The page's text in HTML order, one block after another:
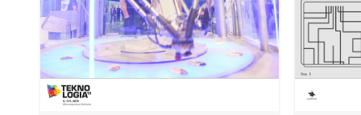
lähinnä miehet päättävät. 500 naista
paikan päällä ja yli 5000 ympäri maata
saivat sisäministeriltä hallituksen
terveiset stereotypioiden
murtamiseen. ”Kuuhunkin
mentäessä naiskoodarit olivat
keskeisessä roolissa”, muistutti
ottavat